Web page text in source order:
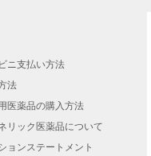
ニ支払い方法
法
医薬品の購入方法
リック医薬品について
ョンステートメント